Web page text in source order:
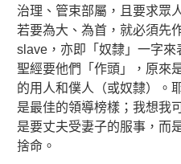
治理、管束部屬，且要求眾
若要為大、為首，就必須先
slave，亦即「奴隸」一字來
聖經要他們「作頭」，原來
的用人和僕人（或奴隸）。
是最佳的領導榜樣；我想我
是要丈夫受妻子的服事，而
捨命。